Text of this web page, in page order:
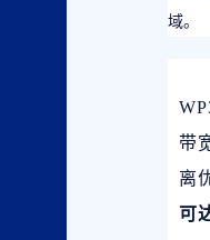
域。
带
离
可